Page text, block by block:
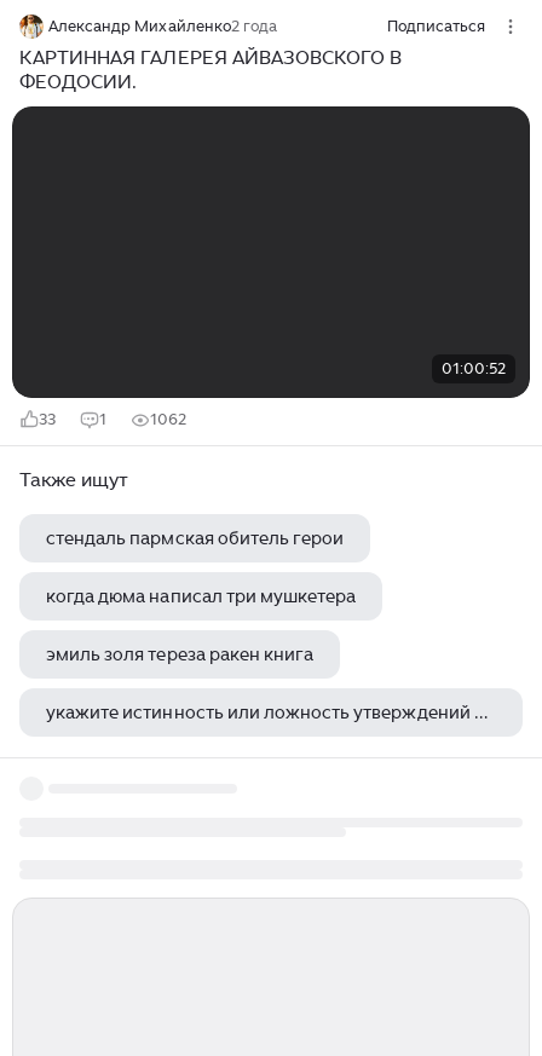
Александр Михайленко2 года Подписаться
КАРТИННАЯ ГАЛЕРЕЯ АЙВАЗОВСКОГО В
ФЕОДОСИИ.
01:00:52
33 1 1062
Также ищут
стендаль пармская обитель герои
когда дюма написал три мушкетера
эмиль золя тереза ракен книга
укажите истинность или ложность утверждений о произведении джонатана свифта путешествия гулливера